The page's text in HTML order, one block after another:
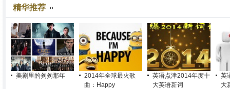
精华推荐
美剧里的匆匆那年
2014年全球最火歌
曲：Happy
英语点津2014年度十
大英语新词
英
大